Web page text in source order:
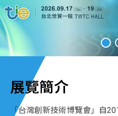
展覽簡介
「台灣創新技術博覽會」自